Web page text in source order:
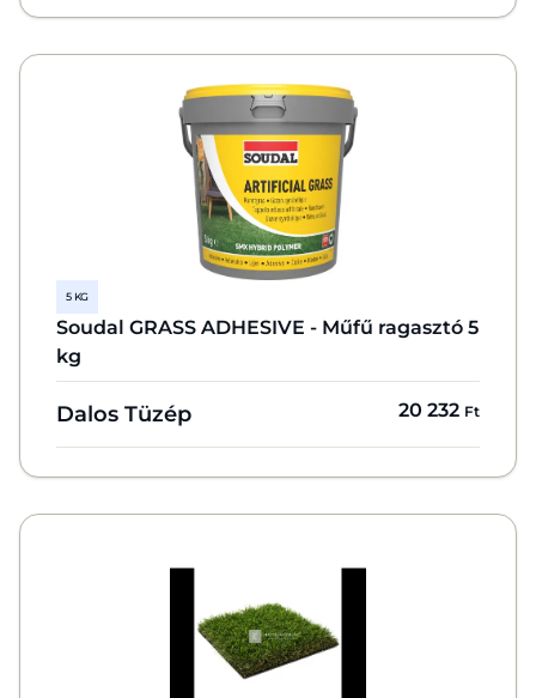
5 KG
Soudal GRASS ADHESIVE - Műfű ragasztó 5
kg
Dalos Tüzép 20 232 Ft